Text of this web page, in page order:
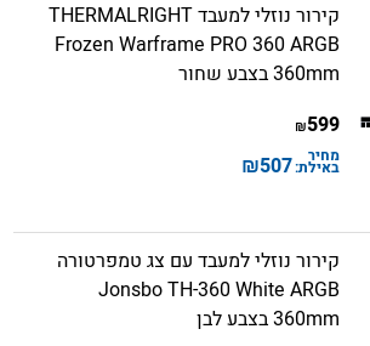
קירור נוזלי למעבד THERMALRIGHT
Frozen Warframe PRO 360 ARGB
360mm בצבע שחור
599
₪
מחיר
באילת:507
₪
קירור נוזלי למעבד עם צג טמפרטורה
Jonsbo TH-360 White ARGB
360mm בצבע לבן